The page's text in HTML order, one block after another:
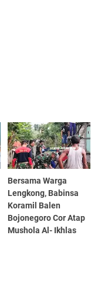
Bersama Warga
Lengkong, Babinsa
Koramil Balen
Bojonegoro Cor Atap
Mushola Al- Ikhlas